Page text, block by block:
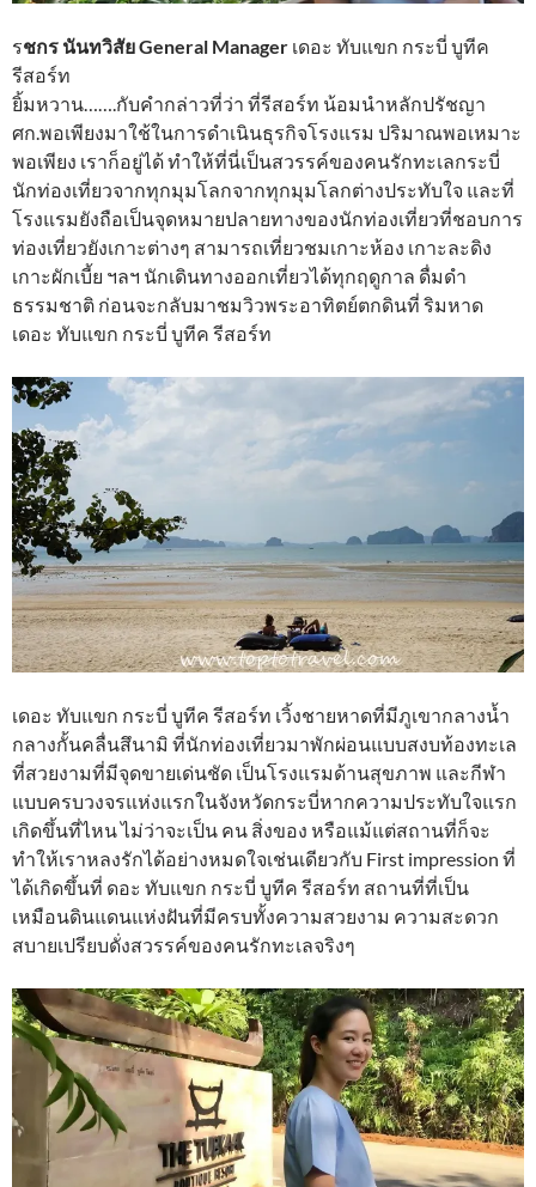
รชกร นันทวิสัย General Manager เดอะ ทับแขก กระบี่ บูทีค
รีสอร์ท
ยิ้มหวาน…….กับคำกล่าวที่ว่า ที่รีสอร์ท น้อมนำหลักปรัชญา
ศก.พอเพียงมาใช้ในการดำเนินธุรกิจโรงแรม ปริมาณพอเหมาะ
พอเพียง เราก็อยู่ได้ ทำให้ที่นี่เป็นสวรรค์ของคนรักทะเลกระบี่
นักท่องเที่ยวจากทุกมุมโลกจากทุกมุมโลกต่างประทับใจ และที่
โรงแรมยังถือเป็นจุดหมายปลายทางของนักท่องเที่ยวที่ชอบการ
ท่องเที่ยวยังเกาะต่างๆ สามารถเที่ยวชมเกาะห้อง เกาะละดิง
เกาะผักเบี้ย ฯลฯ นักเดินทางออกเที่ยวได้ทุกฤดูกาล ดื่มดำ
ธรรมชาติ ก่อนจะกลับมาชมวิวพระอาทิตย์ตกดินที่ ริมหาด
เดอะ ทับแขก กระบี่ บูทีค รีสอร์ท
เดอะ ทับแขก กระบี่ บูทีค รีสอร์ท เวิ้งชายหาดที่มีภูเขากลางน้ำ
กลางกั้นคลื่นสึนามิ ที่นักท่องเที่ยวมาพักผ่อนแบบสงบท้องทะเล
ที่สวยงามที่มีจุดขายเด่นชัด เป็นโรงแรมด้านสุขภาพ และกีฬา
แบบครบวงจรแห่งแรกในจังหวัดกระบี่หากความประทับใจแรก
เกิดขึ้นที่ไหน ไม่ว่าจะเป็น คน สิ่งของ หรือแม้แต่สถานที่ก็จะ
ทำให้เราหลงรักได้อย่างหมดใจเช่นเดียวกับ First impression ที่
ได้เกิดขึ้นที่ ดอะ ทับแขก กระบี่ บูทีค รีสอร์ท สถานที่ที่เป็น
เหมือนดินแดนแห่งฝันที่มีครบทั้งความสวยงาม ความสะดวก
สบายเปรียบดั่งสวรรค์ของคนรักทะเลจริงๆ